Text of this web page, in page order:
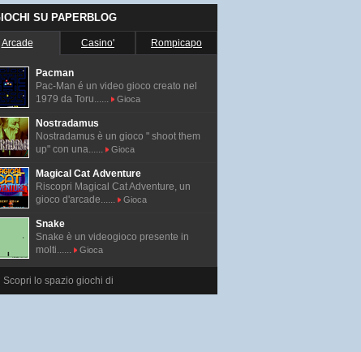
SU PAPERBLOG
Arcade Casino' Rompicapo
Pacman
Pac-Man é un video gioco creato nel
1979 da Toru......
Gioca
Nostradamus
Nostradamus è un gioco " shoot them
up" con una......
Gioca
Magical Cat Adventure
Riscopri Magical Cat Adventure, un
gioco d'arcade......
Gioca
Snake
Snake è un videogioco presente in
molti......
Gioca
Scopri lo spazio giochi di